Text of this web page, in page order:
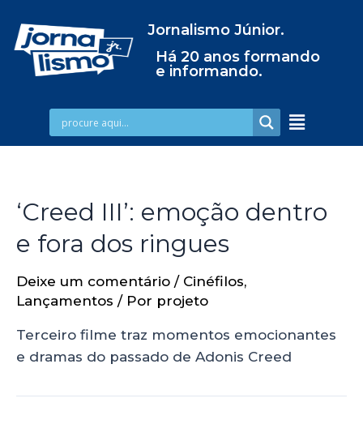
Jornalismo Júnior.
Há 20 anos formando
e informando.
‘Creed III’: emoção dentro
e fora dos ringues
Deixe um comentário / Cinéfilos,
Lançamentos / Por projeto
Terceiro filme traz momentos emocionantes
e dramas do passado de Adonis Creed